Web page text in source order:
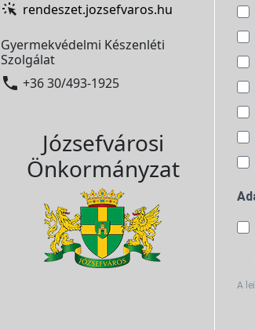
rendeszet.jozsefvaros.hu
Gyermekvédelmi Készenléti
Szolgálat
 +36 30/493-1925
Józsefvárosi
Önkormányzat
A